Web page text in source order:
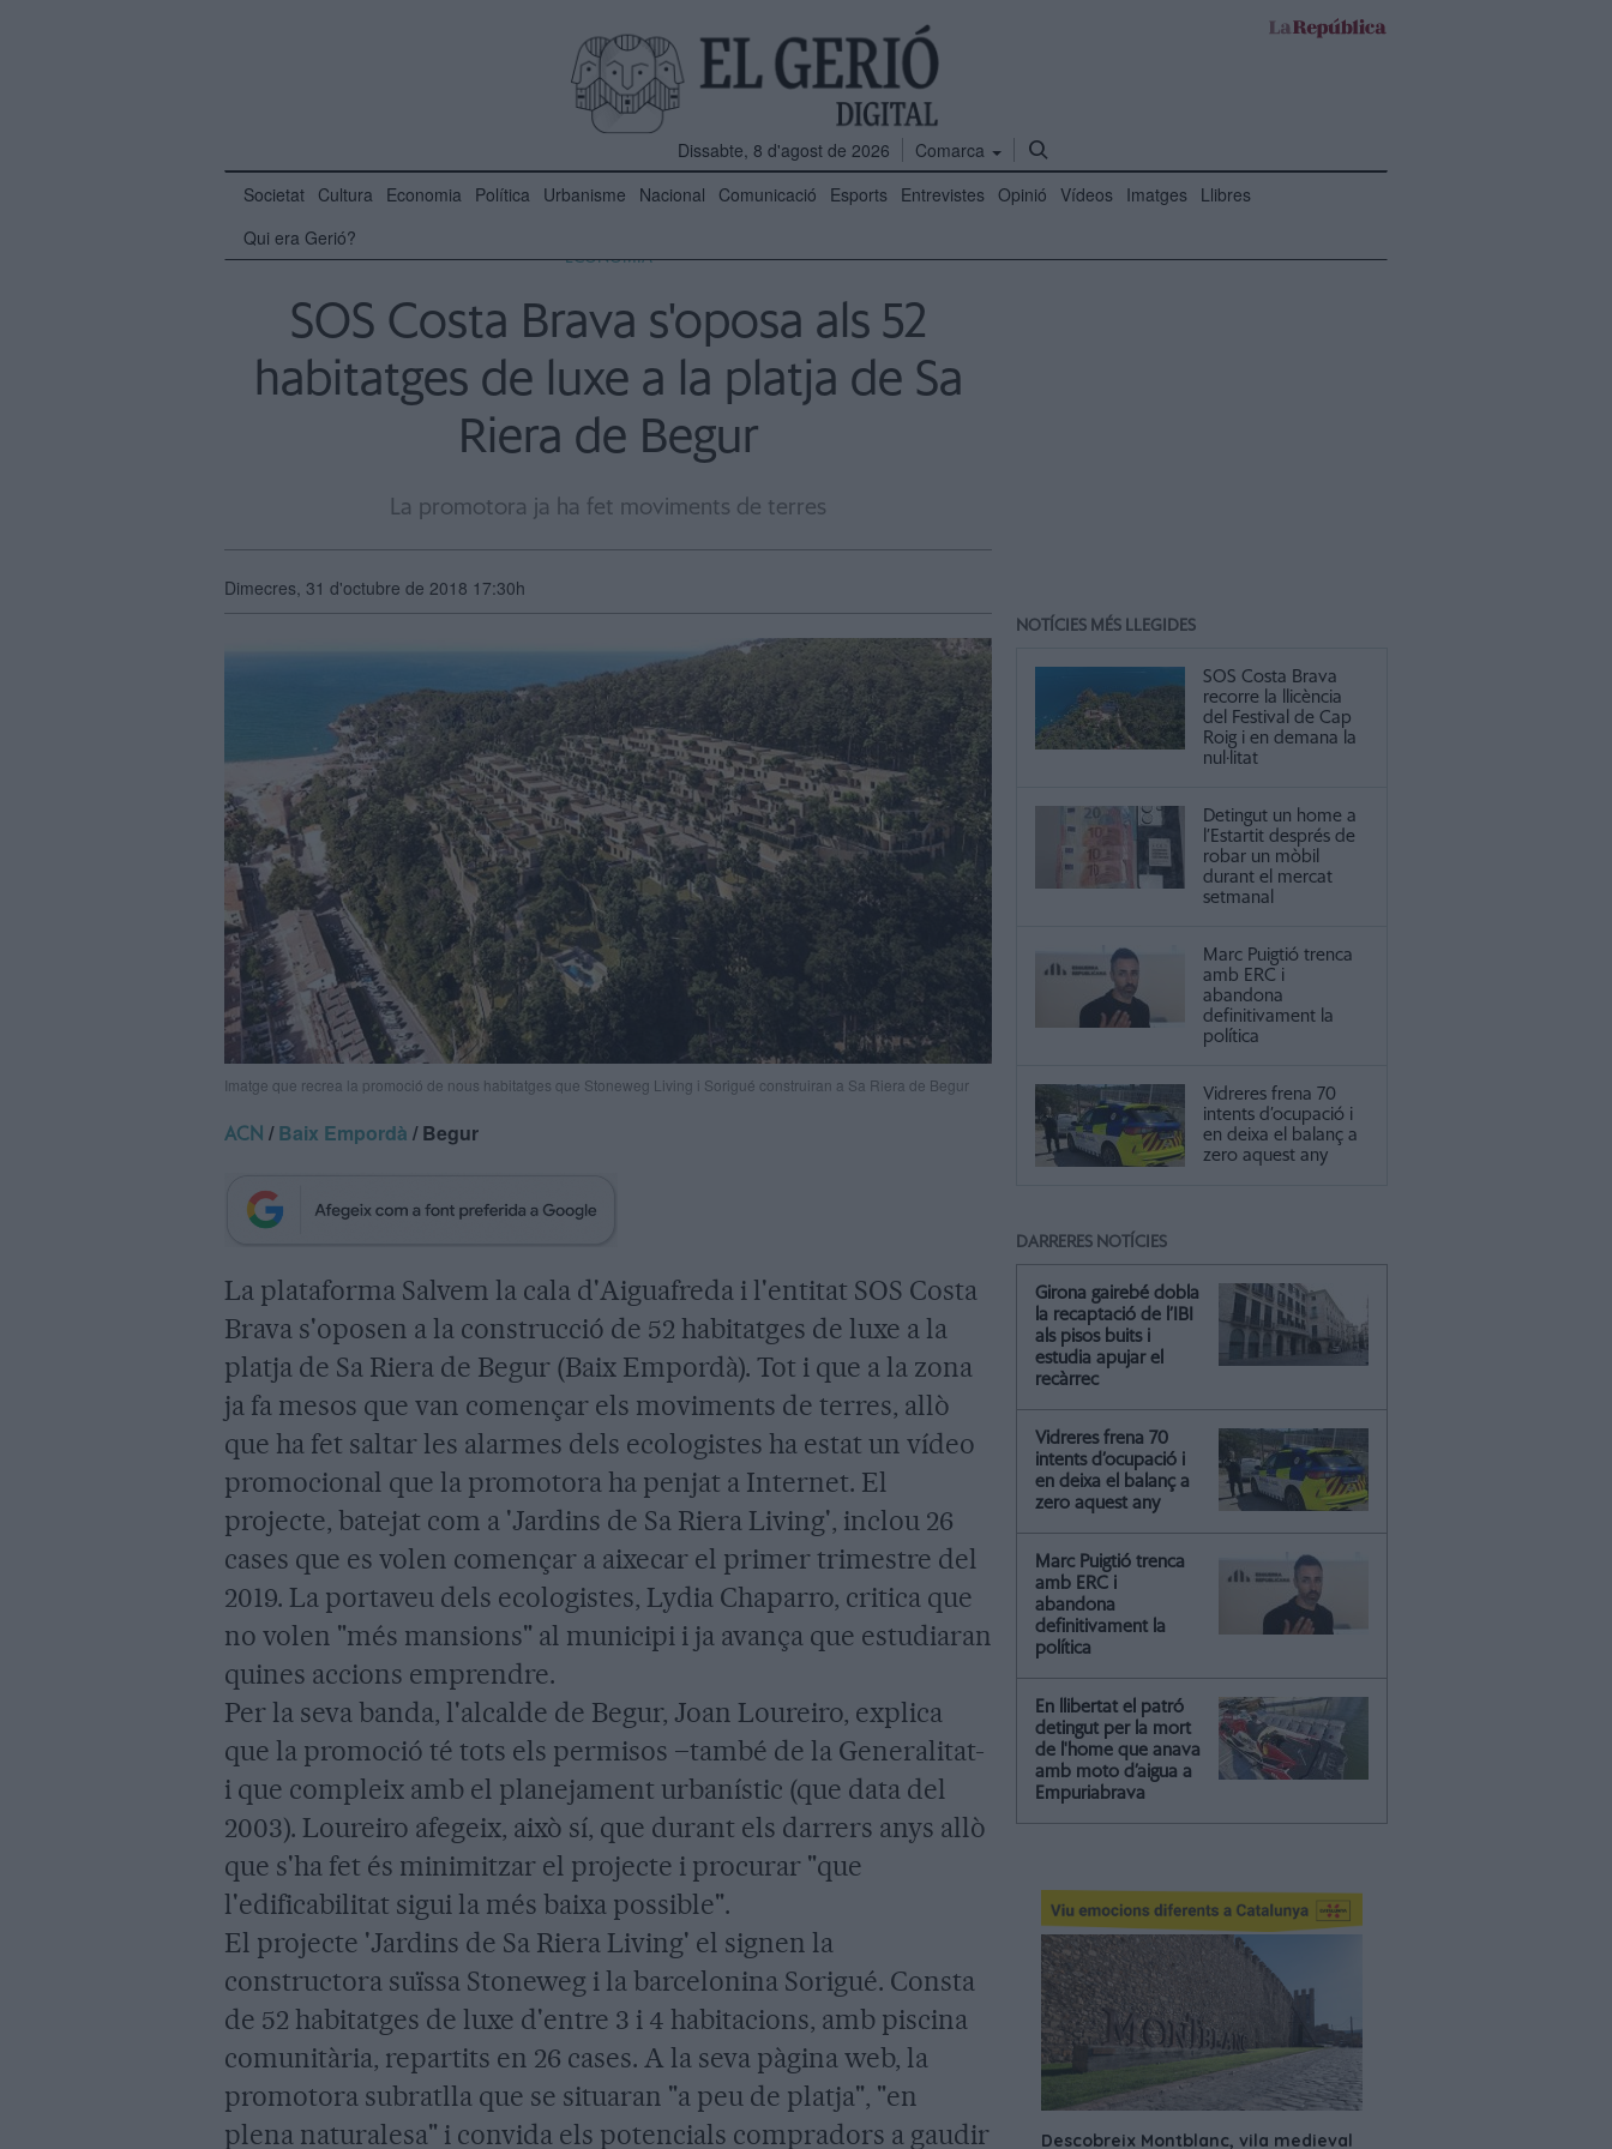
Dissabte, 8 d'agost de 2026
Comarca
Societat Cultura Economia Política Urbanisme Nacional Comunicació Esports Entrevistes Opinió Vídeos Imatges Llibres
Qui era Gerió?
ECONOMIA
SOS Costa Brava s'oposa als 52
habitatges de luxe a la platja de Sa
Riera de Begur
La promotora ja ha fet moviments de terres
Dimecres, 31 d'octubre de 2018 17:30h
Imatge que recrea la promoció de nous habitatges que Stoneweg Living i Sorigué construiran a Sa Riera de Begur
ACN /Baix Empordà / Begur
La plataforma Salvem la cala d'Aiguafreda i l'entitat SOS Costa
Brava s'oposen a la construcció de 52 habitatges de luxe a la
platja de Sa Riera de Begur (Baix Empordà). Tot i que a la zona
ja fa mesos que van començar els moviments de terres, allò
que ha fet saltar les alarmes dels ecologistes ha estat un vídeo
promocional que la promotora ha penjat a Internet. El
projecte, batejat com a 'Jardins de Sa Riera Living', inclou 26
cases que es volen començar a aixecar el primer trimestre del
2019. La portaveu dels ecologistes, Lydia Chaparro, critica que
no volen "més mansions" al municipi i ja avança que estudiaran
quines accions emprendre.
Per la seva banda, l'alcalde de Begur, Joan Loureiro, explica
que la promoció té tots els permisos –també de la Generalitat-
i que compleix amb el planejament urbanístic (que data del
2003). Loureiro afegeix, això sí, que durant els darrers anys allò
que s'ha fet és minimitzar el projecte i procurar "que
l'edificabilitat sigui la més baixa possible".
El projecte 'Jardins de Sa Riera Living' el signen la
constructora suïssa Stoneweg i la barcelonina Sorigué. Consta
de 52 habitatges de luxe d'entre 3 i 4 habitacions, amb piscina
comunitària, repartits en 26 cases. A la seva pàgina web, la
promotora subratlla que se situaran "a peu de platja", "en
plena naturalesa" i convida els potencials compradors a gaudir
NOTÍCIES MÉS LLEGIDES
SOS Costa Brava
recorre la llicència
del Festival de Cap
Roig i en demana la
nul·litat
Detingut un home a
l’Estartit després de
robar un mòbil
durant el mercat
setmanal
Marc Puigtió trenca
amb ERC i
abandona
definitivament la
política
Vidreres frena 70
intents d’ocupació i
en deixa el balanç a
zero aquest any
DARRERES NOTÍCIES
Girona gairebé dobla
la recaptació de l’IBI
als pisos buits i
estudia apujar el
recàrrec
Vidreres frena 70
intents d’ocupació i
en deixa el balanç a
zero aquest any
Marc Puigtió trenca
amb ERC i
abandona
definitivament la
política
En llibertat el patró
detingut per la mort
de l'home que anava
amb moto d’aigua a
Empuriabrava